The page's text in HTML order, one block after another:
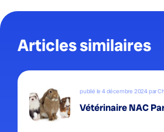
Articles similaires
publié le 4 décembre 2024 par
Vétérinaire NAC